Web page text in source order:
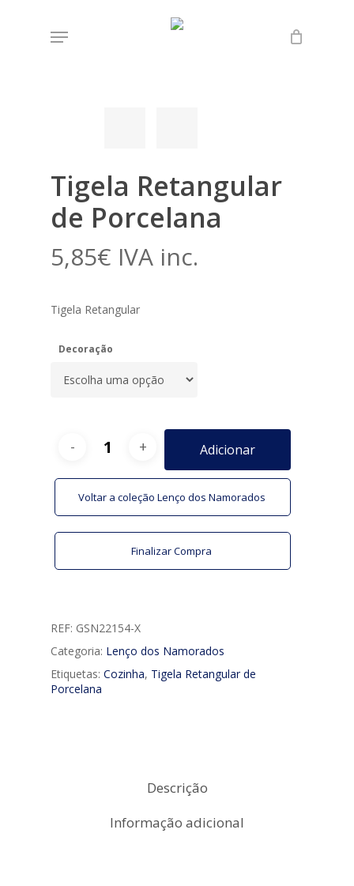
Menu
Início
Tigela Retangular
de Porcelana
5,85€ IVA inc.
Tigela Retangular
Decoração
Adicionar
Voltar a coleção Lenço dos Namorados
Finalizar Compra
REF: GSN22154-X
Categoria: Lenço dos Namorados
Etiquetas: Cozinha, Tigela Retangular de
Porcelana
Descrição
Informação adicional